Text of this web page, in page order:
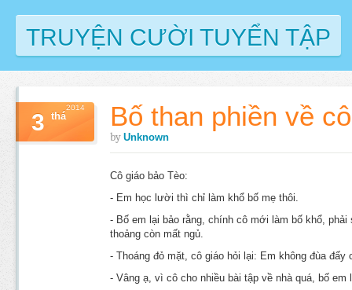
TRUYỆN CƯỜI TUYỂN TẬP
Bố than phiền về cô
by Unknown
3 thá
2014
Cô giáo bảo Tèo:
- Em học lười thì chỉ làm khổ bố mẹ thôi.
- Bố em lại bảo rằng, chính cô mới làm bố khổ,
thoảng còn mất ngủ.
- Thoáng đỏ mặt, cô giáo hỏi lại: Em không đùa đấy
- Vâng ạ, vì cô cho nhiều bài tập về nhà quá, bố em